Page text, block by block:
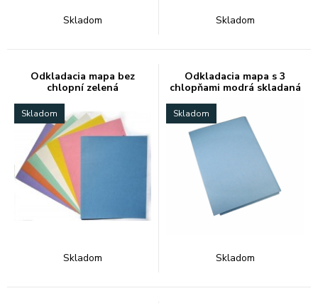
Skladom Skladom
Odkladacia mapa bez
chlopní zelená
Skladom
Skladom
Odkladacia mapa s 3
chlopňami modrá skladaná
Skladom
Skladom